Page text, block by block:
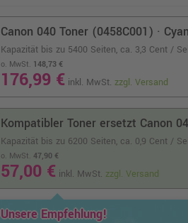
Canon 040 Toner (0458C001) · Cyan
Kapazität bis zu 5400 Seiten, ca. 3,3 Cent /
o. MwSt. 148,73 €
176,99 € inkl. MwSt. zzgl. Versand
Kompatibler Toner ersetzt Canon
Kapazität bis zu 6200 Seiten, ca. 0,9 Cent /
o. MwSt. 47,90 €
57,00 € inkl. MwSt. zzgl. Versand
Unsere Empfehlung!